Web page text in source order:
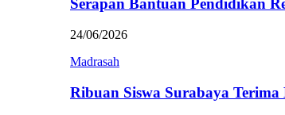
Serapan Bantuan Pendidikan
24/06/2026
Madrasah
Ribuan Siswa Surabaya